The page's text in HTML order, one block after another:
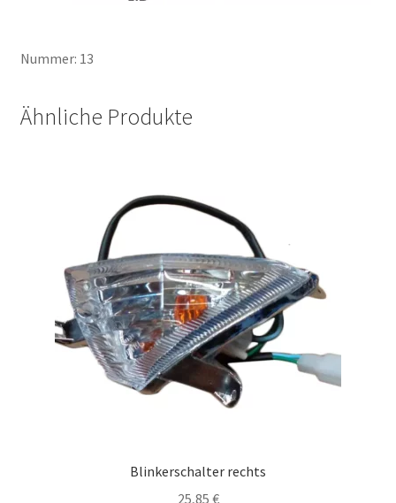
Nummer: 13
Ähnliche Produkte
Blinkerschalter rechts
25,85 €